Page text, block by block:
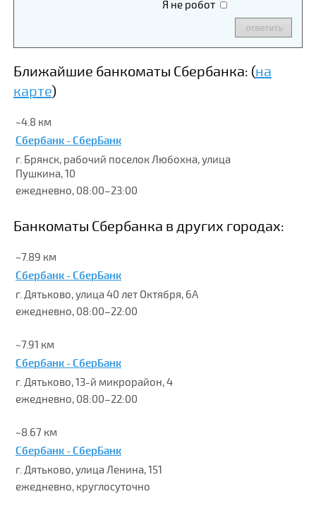
Я не робот
Ближайшие банкоматы Сбербанка: (на
карте)
~4.8 км
Сбербанк - СберБанк
г. Брянск, рабочий поселок Любохна, улица
Пушкина, 10
ежедневно, 08:00–23:00
Банкоматы Сбербанка в других городах:
~7.89 км
Сбербанк - СберБанк
г. Дятьково, улица 40 лет Октября, 6А
ежедневно, 08:00–22:00
~7.91 км
Сбербанк - СберБанк
г. Дятьково, 13-й микрорайон, 4
ежедневно, 08:00–22:00
~8.67 км
Сбербанк - СберБанк
г. Дятьково, улица Ленина, 151
ежедневно, круглосуточно